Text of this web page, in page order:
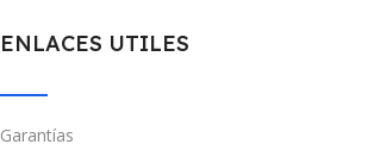
ENLACES UTILES
Garantías